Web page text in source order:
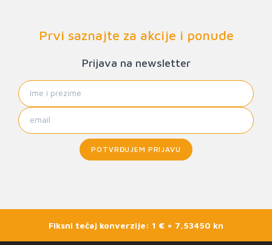
Prvi saznajte za akcije i ponude
Prijava na newsletter
POTVRĐUJEM PRIJAVU
Fiksni tečaj konverzije: 1 € = 7,53450 kn